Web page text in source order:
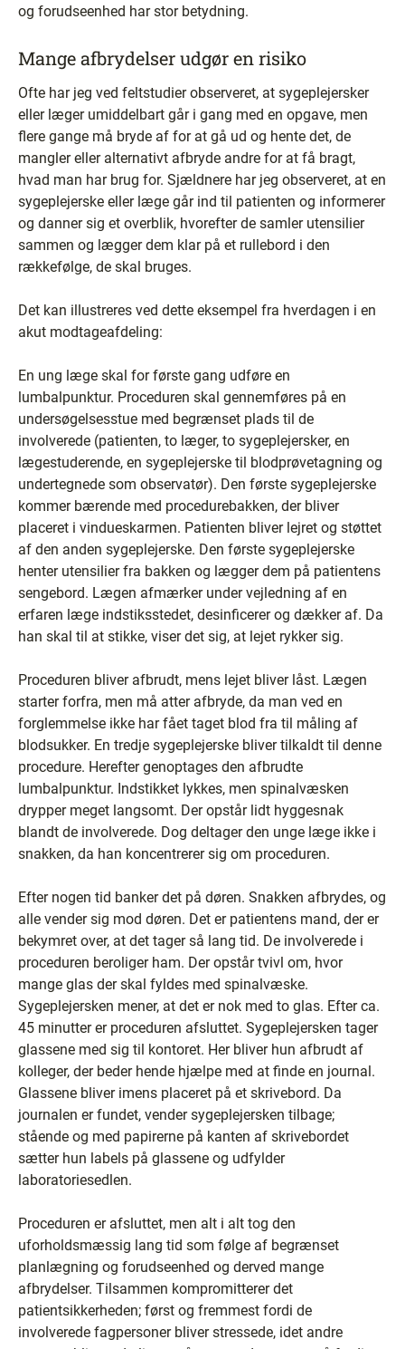
og forudseenhed har stor betydning.
Mange afbrydelser udgør en risiko
Ofte har jeg ved feltstudier observeret, at sygeplejersker
eller læger umiddelbart går i gang med en opgave, men
flere gange må bryde af for at gå ud og hente det, de
mangler eller alternativt afbryde andre for at få bragt,
hvad man har brug for. Sjældnere har jeg observeret, at en
sygeplejerske eller læge går ind til patienten og informerer
og danner sig et overblik, hvorefter de samler utensilier
sammen og lægger dem klar på et rullebord i den
rækkefølge, de skal bruges.
Det kan illustreres ved dette eksempel fra hverdagen i en
akut modtageafdeling:
En ung læge skal for første gang udføre en
lumbalpunktur. Proceduren skal gennemføres på en
undersøgelsesstue med begrænset plads til de
involverede (patienten, to læger, to sygeplejersker, en
lægestuderende, en sygeplejerske til blodprøvetagning og
undertegnede som observatør). Den første sygeplejerske
kommer bærende med procedurebakken, der bliver
placeret i vindueskarmen. Patienten bliver lejret og støttet
af den anden sygeplejerske. Den første sygeplejerske
henter utensilier fra bakken og lægger dem på patientens
sengebord. Lægen afmærker under vejledning af en
erfaren læge indstiksstedet, desinficerer og dækker af. Da
han skal til at stikke, viser det sig, at lejet rykker sig.
Proceduren bliver afbrudt, mens lejet bliver låst. Lægen
starter forfra, men må atter afbryde, da man ved en
forglemmelse ikke har fået taget blod fra til måling af
blodsukker. En tredje sygeplejerske bliver tilkaldt til denne
procedure. Herefter genoptages den afbrudte
lumbalpunktur. Indstikket lykkes, men spinalvæsken
drypper meget langsomt. Der opstår lidt hyggesnak
blandt de involverede. Dog deltager den unge læge ikke i
snakken, da han koncentrerer sig om proceduren.
Efter nogen tid banker det på døren. Snakken afbrydes, og
alle vender sig mod døren. Det er patientens mand, der er
bekymret over, at det tager så lang tid. De involverede i
proceduren beroliger ham. Der opstår tvivl om, hvor
mange glas der skal fyldes med spinalvæske.
Sygeplejersken mener, at det er nok med to glas. Efter ca.
45 minutter er proceduren afsluttet. Sygeplejersken tager
glassene med sig til kontoret. Her bliver hun afbrudt af
kolleger, der beder hende hjælpe med at finde en journal.
Glassene bliver imens placeret på et skrivebord. Da
journalen er fundet, vender sygeplejersken tilbage;
stående og med papirerne på kanten af skrivebordet
sætter hun labels på glassene og udfylder
laboratoriesedlen.
Proceduren er afsluttet, men alt i alt tog den
uforholdsmæssig lang tid som følge af begrænset
planlægning og forudseenhed og derved mange
afbrydelser. Tilsammen kompromitterer det
patientsikkerheden; først og fremmest fordi de
involverede fagpersoner bliver stressede, idet andre